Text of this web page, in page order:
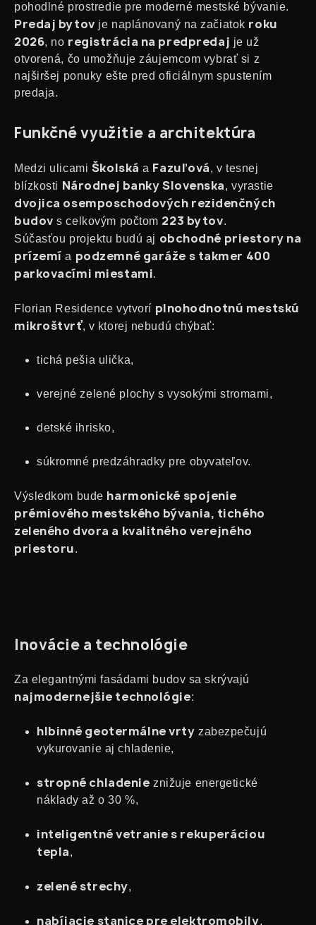
pohodlné prostredie pre moderné mestské bývanie.
Predaj bytov je naplánovaný na začiatok roku
2026, no registrácia na predpredaj je už
otvorená, čo umožňuje záujemcom vybrať si z
najširšej ponuky ešte pred oficiálnym spustením
predaja.
Funkčné využitie a architektúra
Medzi ulicami Školská a Fazuľová, v tesnej
blízkosti Národnej banky Slovenska, vyrastie
dvojica osemposchodových rezidenčných
budov s celkovým počtom 223 bytov.
Súčasťou projektu budú aj obchodné priestory na
prízemí a podzemné garáže s takmer 400
parkovacími miestami.
Florian Residence vytvorí plnohodnotnú mestskú
mikroštvrť, v ktorej nebudú chýbať:
tichá pešia ulička,
verejné zelené plochy s vysokými stromami,
detské ihrisko,
súkromné predzáhradky pre obyvateľov.
Výsledkom bude harmonické spojenie
prémiového mestského bývania, tichého
zeleného dvora a kvalitného verejného
priestoru.
Inovácie a technológie
Za elegantnými fasádami budov sa skrývajú
najmodernejšie technológie:
hlbinné geotermálne vrty zabezpečujú
vykurovanie aj chladenie,
stropné chladenie znižuje energetické
náklady až o 30 %,
inteligentné vetranie s rekuperáciou
tepla,
zelené strechy,
nabíjacie stanice pre elektromobily,